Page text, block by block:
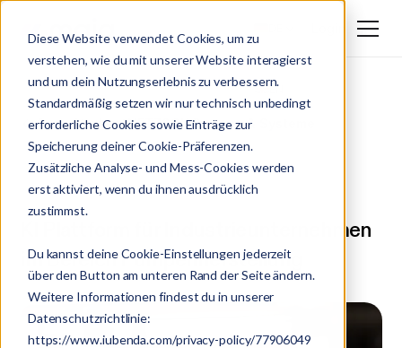
Diese Website verwendet Cookies, um zu
verstehen, wie du mit unserer Website interagierst
und um dein Nutzungserlebnis zu verbessern.
Standardmäßig setzen wir nur technisch unbedingt
erforderliche Cookies sowie Einträge zur
Speicherung deiner Cookie-Präferenzen.
Zusätzliche Analyse- und Mess-Cookies werden
erst aktiviert, wenn du ihnen ausdrücklich
zustimmst.
Du kannst deine Cookie-Einstellungen jederzeit
über den Button am unteren Rand der Seite ändern.
Weitere Informationen findest du in unserer
Datenschutzrichtlinie:
https://www.iubenda.com/privacy-policy/77906049
DE
EN
Case Studies/ NETZSCH Pumpen & Systeme
Industry
KI Plattform für Industrieunternehmen
im Bereich Pumpenherstellung